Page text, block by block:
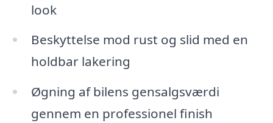
look
Beskyttelse mod rust og slid med en
holdbar lakering
Øgning af bilens gensalgsværdi
gennem en professionel finish